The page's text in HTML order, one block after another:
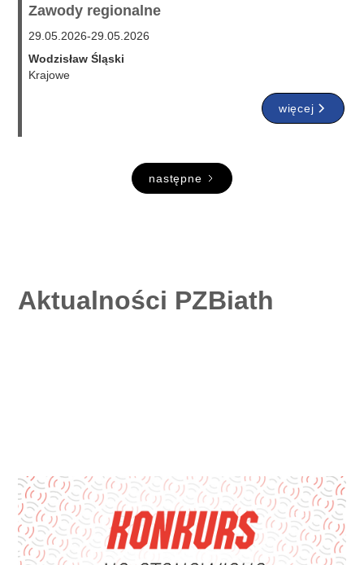
Zawody regionalne
29.05.2026-29.05.2026
Wodzisław Śląski
Krajowe
więcej
następne
Aktualności PZBiath